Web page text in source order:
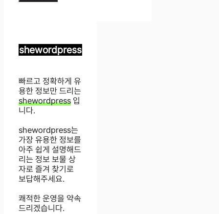
shewordpress
빠르고 정확하게 유
용한 정보만 드리는
shewordpress 입
니다.
shewordpress는
가장 유용한 정보를
아주 쉽게 설명해드
리는 정보 보물 상
자로 즐겨 찾기로
보답해주세요.
쾌적한 운영을 약속
드리겠습니다.